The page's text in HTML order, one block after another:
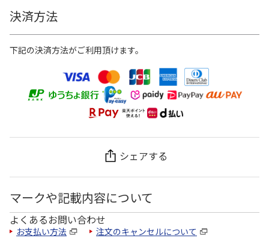
決済方法
下記の決済方法がご利用頂けます。
シェアする
マークや記載内容について
よくあるお問い合わせ
お支払い方法 注文のキャンセルについて